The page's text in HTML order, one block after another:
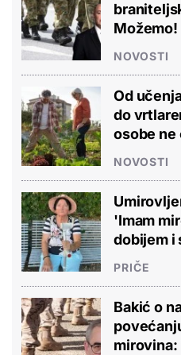
Možemo!
NOVOSTI
Od
do
osobe ne
NOVOSTI
'Imam
dobijem i
PRIČE
Bakić o
mirovina: